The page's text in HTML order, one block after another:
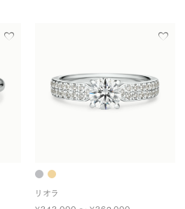
リオラ